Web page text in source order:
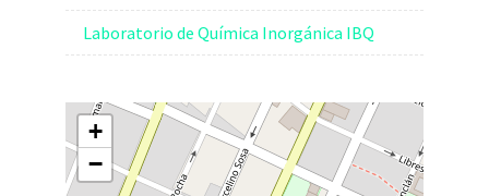
Laboratorio de Química Inorgánica IBQ
+
−